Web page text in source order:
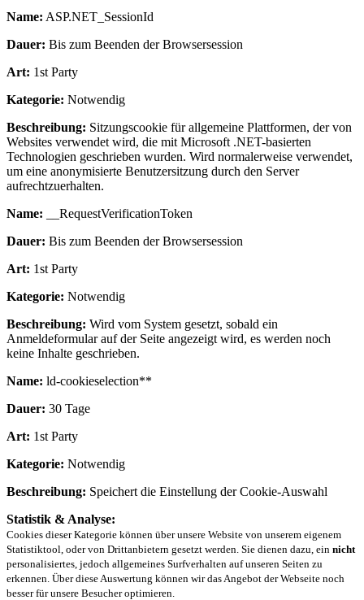
Name: ASP.NET_SessionId
Dauer: Bis zum Beenden der Browsersession
Art: 1st Party
Kategorie: Notwendig
Beschreibung: Sitzungscookie für allgemeine Plattformen, der von
Websites verwendet wird, die mit Microsoft .NET-basierten
Technologien geschrieben wurden. Wird normalerweise verwendet,
um eine anonymisierte Benutzersitzung durch den Server
aufrechtzuerhalten.
Name: __RequestVerificationToken
Dauer: Bis zum Beenden der Browsersession
Art: 1st Party
Kategorie: Notwendig
Beschreibung: Wird vom System gesetzt, sobald ein
Anmeldeformular auf der Seite angezeigt wird, es werden noch
keine Inhalte geschrieben.
Name: ld-cookieselection**
Dauer: 30 Tage
Art: 1st Party
Kategorie: Notwendig
Beschreibung: Speichert die Einstellung der Cookie-Auswahl
Statistik & Analyse:
Cookies dieser Kategorie können über unsere Website von unserem eigenem
Statistiktool, oder von Drittanbietern gesetzt werden. Sie dienen dazu, ein nicht
personalisiertes, jedoch allgemeines Surfverhalten auf unseren Seiten zu
erkennen. Über diese Auswertung können wir das Angebot der Webseite noch
besser für unsere Besucher optimieren.